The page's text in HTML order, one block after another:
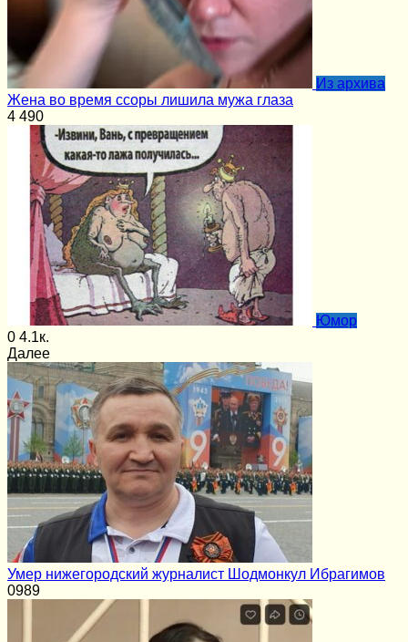
Из архива
Жена во время ссоры лишила мужа глаза
4 490
Юмор
0 4.1к.
Далее
Умер нижегородский журналист Шодмонкул Ибрагимов
0989